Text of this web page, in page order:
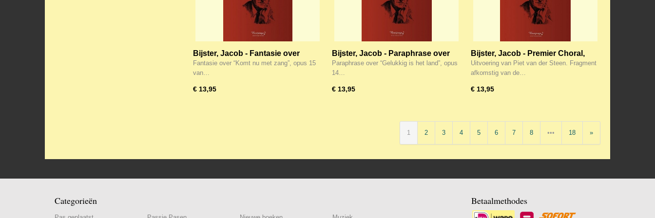
Bijster, Jacob - Fantasie over
“Komt nu met zang”, opus 15
Fantasie over “Komt nu met zang”, opus 15
van…
€ 13,95
Bijster, Jacob - Paraphrase over
“Gelukkig is het land”, opus 14
Paraphrase over “Gelukkig is het land”, opus
14…
€ 13,95
Bijster, Jacob - Premier Choral,
Opus 1
Uitvoering van Piet van der Steen. Fragment
afkomstig van de…
€ 13,95
1 2 3 4 5 6 7 8 ••• 18 »
Categorieën Betaalmethodes